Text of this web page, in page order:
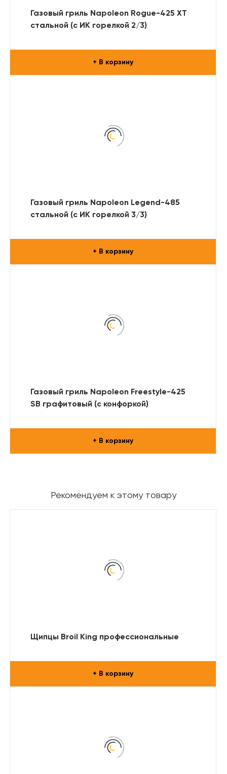
Газовый гриль Napoleon Rogue-425 XT
стальной (с ИК горелкой 2/3)
+ В корзину
Газовый гриль Napoleon Legend-485
стальной (с ИК горелкой 3/3)
+ В корзину
Газовый гриль Napoleon Freestyle-425
SB графитовый (с конфоркой)
+ В корзину
Рекомендуем к этому товару
Щипцы Broil King профессиональные
+ В корзину